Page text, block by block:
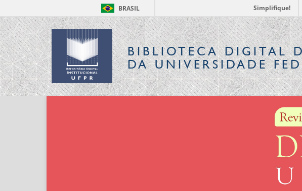
BRASIL Simplifique!
BIBLIOTECA DIGITAL
DA UNIVERSIDADE